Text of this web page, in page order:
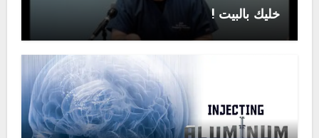
خليك بالبيت !